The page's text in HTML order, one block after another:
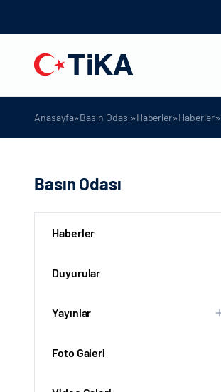
Anasayfa»Basın Odası»Haberler»Haberler»
Basın Odası
Haberler
Duyurular
Yayınlar
Foto Galeri